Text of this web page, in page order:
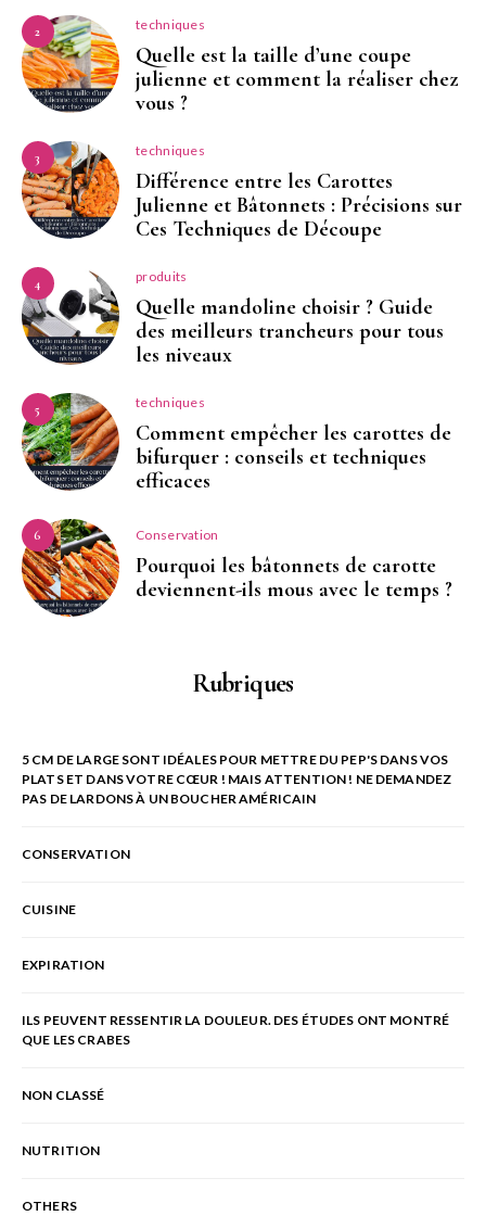
2 techniques
Quelle est la taille d’une coupe
julienne et comment la réaliser chez
vous ?
3 techniques
Différence entre les Carottes
Julienne et Bâtonnets : Précisions sur
Ces Techniques de Découpe
4 produits
Quelle mandoline choisir ? Guide
des meilleurs trancheurs pour tous
les niveaux
5 techniques
Comment empêcher les carottes de
bifurquer : conseils et techniques
efficaces
6 Conservation
Pourquoi les bâtonnets de carotte
deviennent-ils mous avec le temps ?
Rubriques
5 CM DE LARGE SONT IDÉALES POUR METTRE DU PEP'S DANS VOS
PLATS ET DANS VOTRE CŒUR ! MAIS ATTENTION ! NE DEMANDEZ
PAS DE LARDONS À UN BOUCHER AMÉRICAIN
CONSERVATION
CUISINE
EXPIRATION
ILS PEUVENT RESSENTIR LA DOULEUR. DES ÉTUDES ONT MONTRÉ
QUE LES CRABES
NON CLASSÉ
NUTRITION
OTHERS